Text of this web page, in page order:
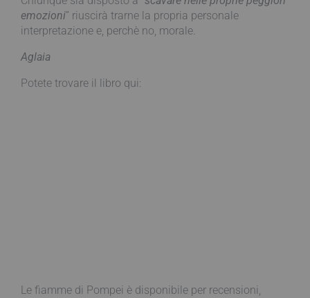
emozioni” riuscirà trarne la propria personale
interpretazione e, perchè no, morale.
Aglaia
Potete trovare il libro qui:
Le fiamme di Pompei è disponibile per recensioni,